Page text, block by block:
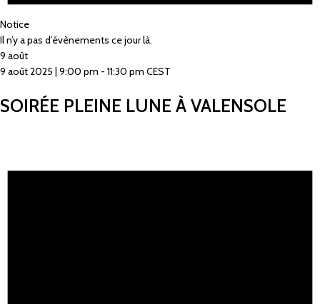
Notice
Il n’y a pas d’évènements ce jour là.
9 août
9 août 2025 | 9:00 pm - 11:30 pm CEST
SOIRÉE PLEINE LUNE À VALENSOLE